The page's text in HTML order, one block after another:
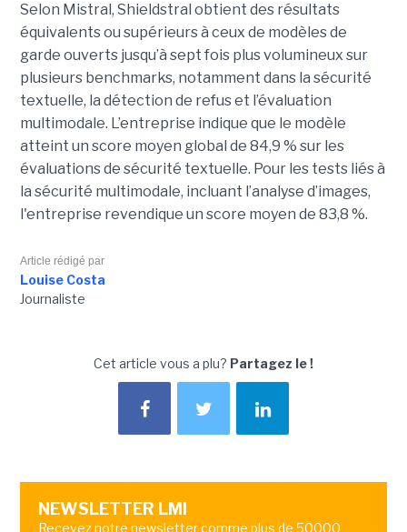
Selon Mistral, Shieldstral obtient des résultats
équivalents ou supérieurs à ceux de modèles de
garde ouverts jusqu’à sept fois plus volumineux sur
plusieurs benchmarks, notamment dans la sécurité
textuelle, la détection de refus et l’évaluation
multimodale. L’entreprise indique que le modèle
atteint un score moyen global de 84,9 % sur les
évaluations de sécurité textuelle. Pour les tests liés à
la sécurité multimodale, incluant l’analyse d’images,
l'entreprise revendique un score moyen de 83,8 %.
Article rédigé par
Louise Costa
Journaliste
Cet article vous a plu? Partagez le !
NEWSLETTER LMI
Recevez notre newsletter comme plus de 50000